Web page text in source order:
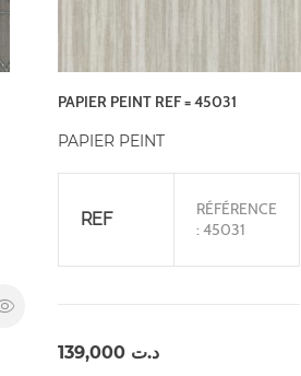
PAPIER PEINT REF = 45031
PAPIER PEINT
REF
RÉFÉRENCE
: 45031
د.ت 139,000